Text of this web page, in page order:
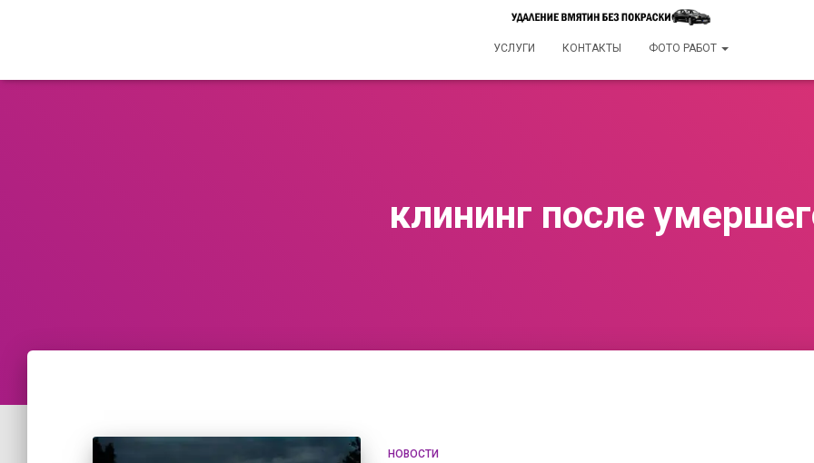
УСЛУГИ КОНТАКТЫ ФОТО РАБОТ
клининг после
НОВОСТИ